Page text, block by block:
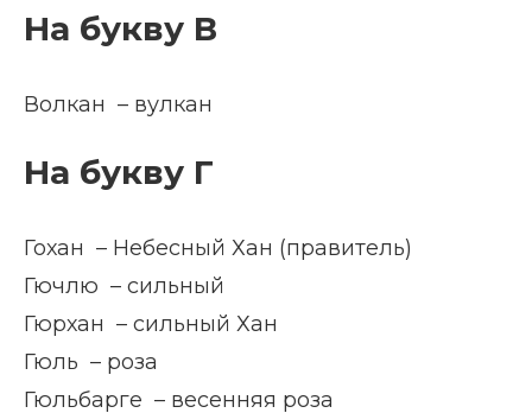
На букву В
Волкан – вулкан
На букву Г
Гохан – Небесный Хан (правитель)
Гючлю – сильный
Гюрхан – сильный Хан
Гюль – роза
Гюльбарге – весенняя роза